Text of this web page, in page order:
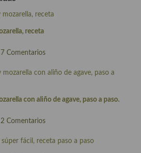
receta
7 Comentarios
con aliño de agave, paso a paso.
2 Comentarios